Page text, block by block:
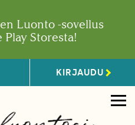
Luonto -sovellus
Play Storesta!
KIRJAUDU